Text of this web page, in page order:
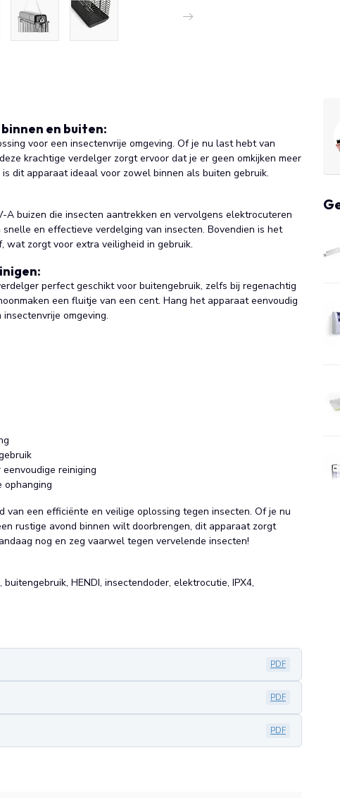
en buiten:
voor een insectenvrije omgeving. Of je nu last hebt van
krachtige verdelger zorgt ervoor dat je er geen omkijken meer
dit apparaat ideaal voor zowel binnen als buiten gebruik.
buizen die insecten aantrekken en vervolgens elektrocuteren
en effectieve verdelging van insecten. Bovendien is het
wat zorgt voor extra veiligheid in gebruik.
perfect geschikt voor buitengebruik, zelfs bij regenachtig
een fluitje van een cent. Hang het apparaat eenvoudig
omgeving.
reiniging
ophanging
van een efficiënte en veilige oplossing tegen insecten. Of je nu
rustige avond binnen wilt doorbrengen, dit apparaat zorgt
nog en zeg vaarwel tegen vervelende insecten!
HENDI, insectendoder, elektrocutie, IPX4,
PDF
PDF
PDF